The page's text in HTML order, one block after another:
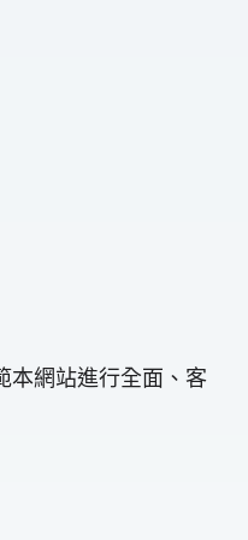
本網站進行全面、客